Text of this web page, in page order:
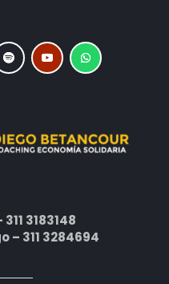
3183148
– 311 3284694